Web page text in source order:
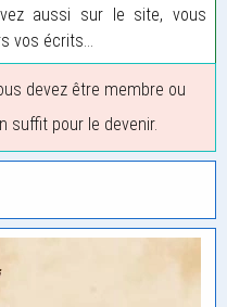
aussi sur le site, vous
vos écrits...
devez être membre ou
suffit pour le devenir.